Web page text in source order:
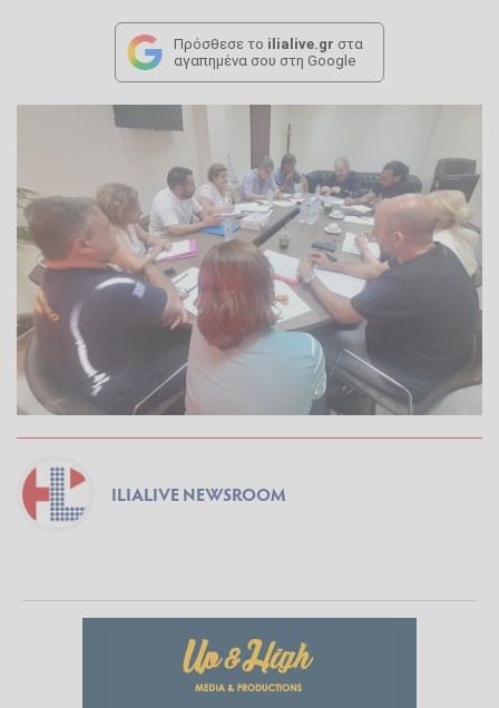
Πρόσθεσε το ilialive.gr στα
αγαπημένα σου στη Google
ILIALIVE NEWSROOM